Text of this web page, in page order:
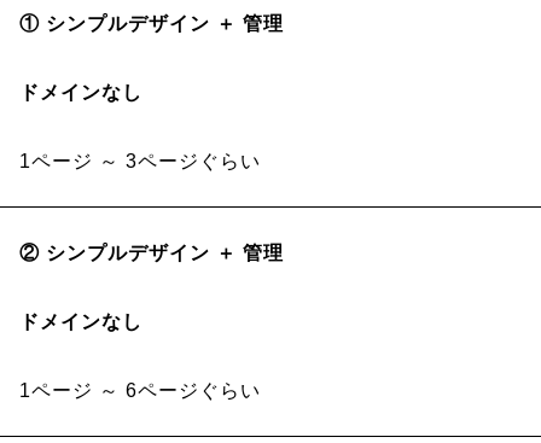
① シンプルデザイン ＋ 管理
ドメインなし
1ページ ～ 3ページぐらい
② シンプルデザイン ＋ 管理
ドメインなし
1ページ ～ 6ページぐらい